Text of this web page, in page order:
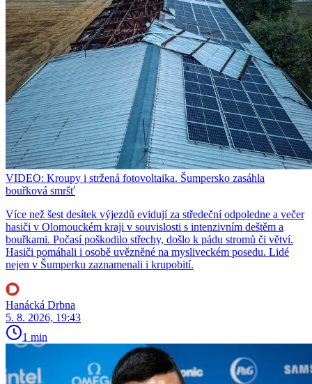
VIDEO: Kroupy i stržená fotovoltaika. Šumpersko zasáhla
bouřková smršť
Více než šest desítek výjezdů evidují za středeční odpoledne a večer
hasiči v Olomouckém kraji v souvislosti s intenzivním deštěm a
bouřkami. Počasí poškodilo střechy, došlo k pádu stromů či větví.
Hasiči pomáhali i osobě uvězněné na mysliveckém posedu. Lidé
nejen v Šumperku zaznamenali i krupobití.
Hanácká Drbna
5. 8. 2026, 19:43
1 min